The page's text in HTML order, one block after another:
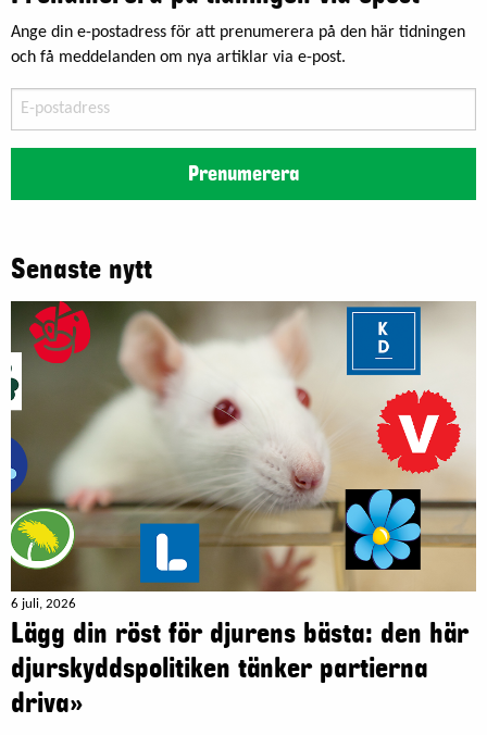
Ange din e-postadress för att prenumerera på den här tidningen
och få meddelanden om nya artiklar via e-post.
postadress
Prenumerera
Senaste nytt
6 juli, 2026
Lägg din röst för djurens bästa: den här
djurskyddspolitiken tänker partierna
driva»